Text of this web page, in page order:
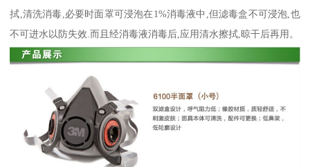
拭,清洗消毒,必要时面罩可浸泡在1%消毒液中,但滤毒盒不可浸泡,也
不可进水以防失效.而且经消毒液消毒后,应用清水擦拭,晾干后再用。